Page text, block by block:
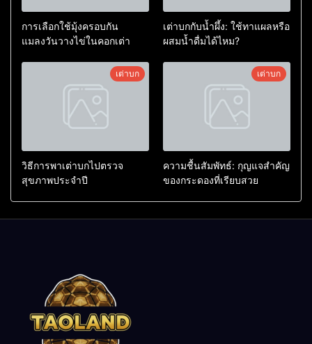
การเลือกใช้มุ้งครอบกัน
แมลงวันวางไข่ในคอกเต่า
เต่าบกกับน้ำผึ้ง: ใช้ทาแผลหรือ
ผสมน้ำดื่มได้ไหม?
เต่าบก
วิธีการพาเต่าบกไปตรวจ
สุขภาพประจำปี
เต่าบก
ความชื้นสัมพัทธ์: กุญแจสำคัญ
ของกระดองที่เรียบสวย